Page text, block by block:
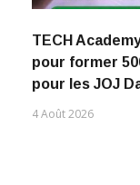
TECH
pour former
pour les JOJ
4 Août 2026